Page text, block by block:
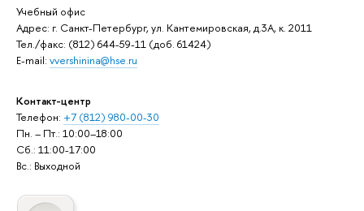
Учебный офис
Адрес: г. Санкт-Петербург, ул. Кантемировская, д.3А, к. 2011
Тел./факс: (812) 644-59-11 (доб. 61424)
E-mail: vvershinina@hse.ru
Контакт-центр
Телефон: +7 (812) 980-00-30
Пн. – Пт.: 10:00–18:00
Сб.: 11:00-17:00
Вс.: Выходной